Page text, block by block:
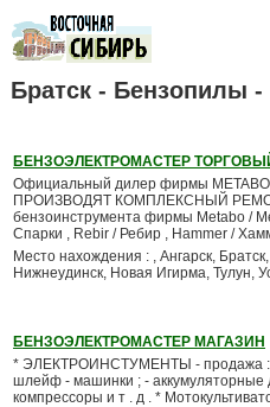
Братск - Бензопилы
БЕНЗОЭЛЕКТРОМАСТЕР
Официальный дилер фирмы
ПРОИЗВОДЯТ КОМПЛЕКСНЫЙ
бензоинструмента фирмы Metabo /
Спарки , Rebir / Ребир , Hammer /
Место нахождения : , Ангарск,
Нижнеудинск, Новая Игирма, Тулун,
БЕНЗОЭЛЕКТРОМАСТЕР МАГАЗИН
* ЭЛЕКТРОИНСТУМЕНТЫ - продажа : -
шлейф - машинки ; - аккумуляторные
компрессоры и т . д . *